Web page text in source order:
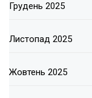
Грудень 2025
Листопад 2025
Жовтень 2025